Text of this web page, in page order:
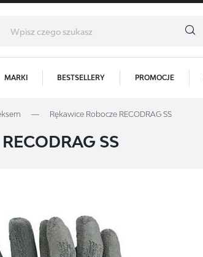
ZALOGUJ SIĘ
MARKI BESTSELLERY PROMOCJE
Rękawice Robocze RECODRAG SS
SS